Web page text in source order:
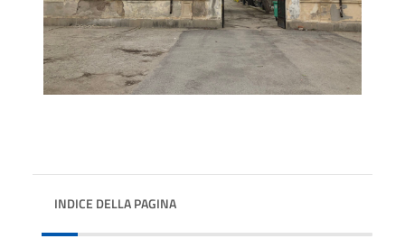
INDICE DELLA PAGINA